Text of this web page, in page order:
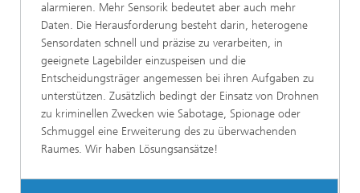
alarmieren. Mehr Sensorik bedeutet aber auch mehr
Daten. Die Herausforderung besteht darin, heterogene
Sensordaten schnell und präzise zu verarbeiten, in
geeignete Lagebilder einzuspeisen und die
Entscheidungsträger angemessen bei ihren Aufgaben zu
unterstützen. Zusätzlich bedingt der Einsatz von Drohnen
zu kriminellen Zwecken wie Sabotage, Spionage oder
Schmuggel eine Erweiterung des zu überwachenden
Raumes. Wir haben Lösungsansätze!